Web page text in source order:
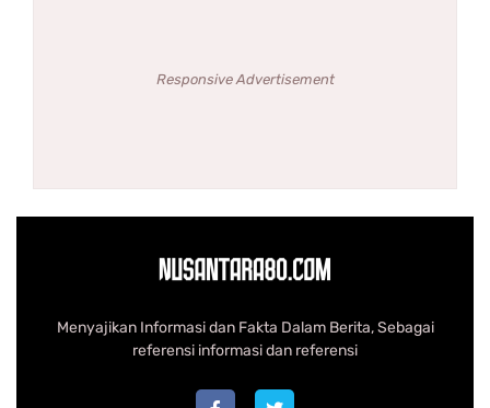
Responsive Advertisement
Menyajikan Informasi dan Fakta Dalam Berita, Sebagai
referensi informasi dan referensi